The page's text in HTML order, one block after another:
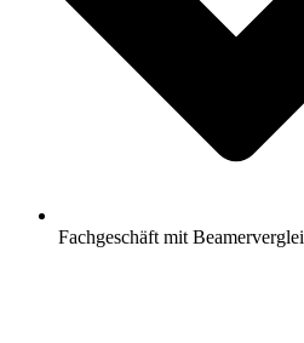
Fachgeschäft mit